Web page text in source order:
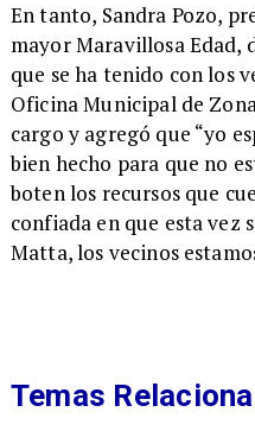
​En tanto, Sandra Pozo,
mayor Maravillosa Edad,
que se ha tenido con los
Oficina Municipal de
cargo y agregó que “yo
bien hecho para que no
boten los recursos que
confiada en que esta vez
Matta, los vecinos
Temas